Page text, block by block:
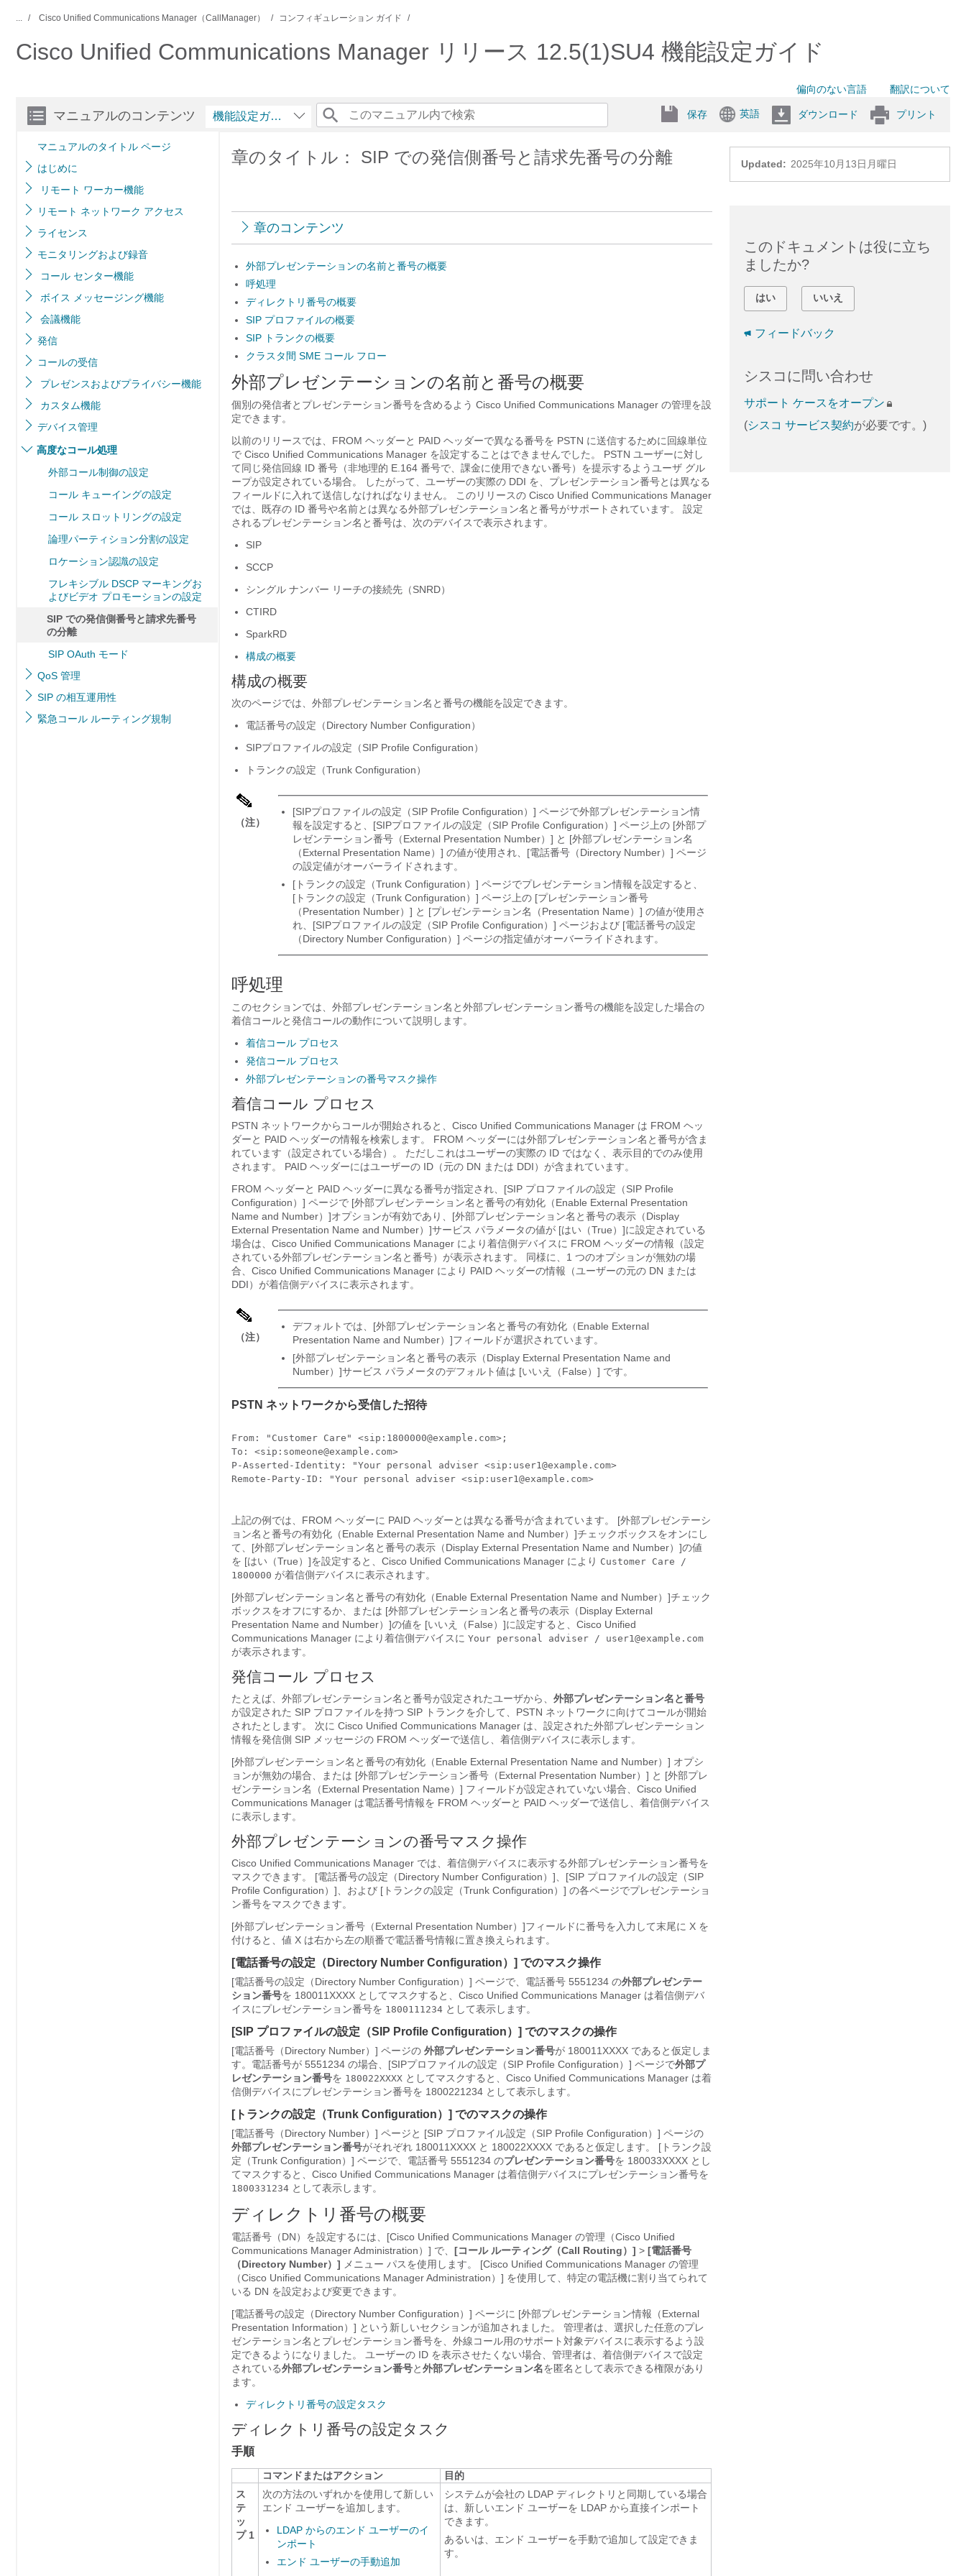
... Cisco Unified Communications Manager（CallManager） コンフィギュレーション ガイド
Cisco Unified Communications Manager リリース 12.5(1)SU4 機能設定ガイド
偏向のない言語 翻訳について
マニュアルのコンテンツ
マニュアルのタイトル ページ
はじめに
リモート ワーカー機能
リモート ネットワーク アクセス
ライセンス
モニタリングおよび録音
コール センター機能
ボイス メッセージング機能
会議機能
発信
コールの受信
プレゼンスおよびプライバシー機能
カスタム機能
デバイス管理
高度なコール処理
外部コール制御の設定
コール キューイングの設定
コール スロットリングの設定
論理パーティション分割の設定
ロケーション認識の設定
フレキシブル DSCP マーキングお
よびビデオ プロモーションの設定
SIP での発信側番号と請求先番号
の分離
SIP OAuth モード
QoS 管理
SIP の相互運用性
緊急コール ルーティング規制
機能設定ガイド 保存 英語 ダウンロード プリント
Updated: 2025年10月13日月曜日
章のタイトル： SIP での発信側番号と請求先番号の分離
章のコンテンツ
外部プレゼンテーションの名前と番号の概要
呼処理
ディレクトリ番号の概要
SIP プロファイルの概要
SIP トランクの概要
クラスタ間 SME コール フロー
外部プレゼンテーションの名前と番号の概要
個別の発信者とプレゼンテーション番号を含めるよう Cisco Unified Communications Manager の管理を設
定できます。
以前のリリースでは、FROM ヘッダーと PAID ヘッダーで異なる番号を PSTN に送信するために回線単位
で Cisco Unified Communications Manager を設定することはできませんでした。 PSTN ユーザーに対し
て同じ発信回線 ID 番号（非地理的 E.164 番号で、課金に使用できない番号）を提示するようユーザ グル
ープが設定されている場合。 したがって、ユーザーの実際の DDI を、プレゼンテーション番号とは異なる
フィールドに入れて送信しなければなりません。 このリリースの Cisco Unified Communications Manager
では、既存の ID 番号や名前とは異なる外部プレゼンテーション名と番号がサポートされています。 設定
されるプレゼンテーション名と番号は、次のデバイスで表示されます。
SIP
SCCP
シングル ナンバー リーチの接続先（SNRD）
CTIRD
SparkRD
構成の概要
構成の概要
次のページでは、外部プレゼンテーション名と番号の機能を設定できます。
電話番号の設定（Directory Number Configuration）
SIPプロファイルの設定（SIP Profile Configuration）
トランクの設定（Trunk Configuration）
（注）
[SIPプロファイルの設定（SIP Profile Configuration）] ページで外部プレゼンテーション情
報を設定すると、[SIPプロファイルの設定（SIP Profile Configuration）] ページ上の [外部プ
レゼンテーション番号（External Presentation Number）] と [外部プレゼンテーション名
（External Presentation Name）] の値が使用され、[電話番号（Directory Number）] ページ
の設定値がオーバーライドされます。
[トランクの設定（Trunk Configuration）] ページでプレゼンテーション情報を設定すると、
[トランクの設定（Trunk Configuration）] ページ上の [プレゼンテーション番号
（Presentation Number）] と [プレゼンテーション名（Presentation Name）] の値が使用さ
れ、[SIPプロファイルの設定（SIP Profile Configuration）] ページおよび [電話番号の設定
（Directory Number Configuration）] ページの指定値がオーバーライドされます。
呼処理
このセクションでは、外部プレゼンテーション名と外部プレゼンテーション番号の機能を設定した場合の
着信コールと発信コールの動作について説明します。
着信コール プロセス
発信コール プロセス
外部プレゼンテーションの番号マスク操作
着信コール プロセス
PSTN ネットワークからコールが開始されると、Cisco Unified Communications Manager は FROM ヘッ
ダーと PAID ヘッダーの情報を検索します。 FROM ヘッダーには外部プレゼンテーション名と番号が含ま
れています（設定されている場合）。 ただしこれはユーザーの実際の ID ではなく、表示目的でのみ使用
されます。 PAID ヘッダーにはユーザーの ID（元の DN または DDI）が含まれています。
FROM ヘッダーと PAID ヘッダーに異なる番号が指定され、[SIP プロファイルの設定（SIP Profile
Configuration）] ページで [外部プレゼンテーション名と番号の有効化（Enable External Presentation
Name and Number）]オプションが有効であり、[外部プレゼンテーション名と番号の表示（Display
External Presentation Name and Number）]サービス パラメータの値が [はい（True）]に設定されている
場合は、Cisco Unified Communications Manager により着信側デバイスに FROM ヘッダーの情報（設定
されている外部プレゼンテーション名と番号）が表示されます。 同様に、1 つのオプションが無効の場
合、Cisco Unified Communications Manager により PAID ヘッダーの情報（ユーザーの元の DN または
DDI）が着信側デバイスに表示されます。
（注）
デフォルトでは、[外部プレゼンテーション名と番号の有効化（Enable External
Presentation Name and Number）]フィールドが選択されています。
[外部プレゼンテーション名と番号の表示（Display External Presentation Name and
Number）]サービス パラメータのデフォルト値は [いいえ（False）] です。
PSTN ネットワークから受信した招待
From: "Customer Care" <sip:1800000@example.com>;
To: <sip:someone@example.com>
P-Asserted-Identity: "Your personal adviser <sip:user1@example.com>
Remote-Party-ID: "Your personal adviser <sip:user1@example.com>
上記の例では、FROM ヘッダーに PAID ヘッダーとは異なる番号が含まれています。 [外部プレゼンテーシ
ョン名と番号の有効化（Enable External Presentation Name and Number）]チェックボックスをオンにし
て、[外部プレゼンテーション名と番号の表示（Display External Presentation Name and Number）]の値
を [はい（True）]を設定すると、Cisco Unified Communications Manager により Customer Care /
1800000 が着信側デバイスに表示されます。
[外部プレゼンテーション名と番号の有効化（Enable External Presentation Name and Number）]チェック
ボックスをオフにするか、または [外部プレゼンテーション名と番号の表示（Display External
Presentation Name and Number）]の値を [いいえ（False）]に設定すると、Cisco Unified
Communications Manager により着信側デバイスに Your personal adviser / user1@example.com
が表示されます。
発信コール プロセス
たとえば、外部プレゼンテーション名と番号が設定されたユーザから、 外部プレゼンテーション名と番号
が設定された SIP プロファイルを持つ SIP トランクを介して、PSTN ネットワークに向けてコールが開始
されたとします。 次に Cisco Unified Communications Manager は、設定された外部プレゼンテーション
情報を発信側 SIP メッセージの FROM ヘッダーで送信し、着信側デバイスに表示します。
[外部プレゼンテーション名と番号の有効化（Enable External Presentation Name and Number）] オプシ
ョンが無効の場合、または [外部プレゼンテーション番号（External Presentation Number）] と [外部プレ
ゼンテーション名（External Presentation Name）] フィールドが設定されていない場合、Cisco Unified
Communications Manager は電話番号情報を FROM ヘッダーと PAID ヘッダーで送信し、着信側デバイス
に表示します。
外部プレゼンテーションの番号マスク操作
Cisco Unified Communications Manager では、着信側デバイスに表示する外部プレゼンテーション番号を
マスクできます。 [電話番号の設定（Directory Number Configuration）]、[SIP プロファイルの設定（SIP
Profile Configuration）]、および [トランクの設定（Trunk Configuration）] の各ページでプレゼンテーショ
ン番号をマスクできます。
[外部プレゼンテーション番号（External Presentation Number）]フィールドに番号を入力して末尾に X を
付けると、値 X は右から左の順番で電話番号情報に置き換えられます。
[電話番号の設定（Directory Number Configuration）] でのマスク操作
[電話番号の設定（Directory Number Configuration）] ページで、電話番号 5551234 の外部プレゼンテー
ション番号を 180011XXXX としてマスクすると、Cisco Unified Communications Manager は着信側デバ
イスにプレゼンテーション番号を 1800111234 として表示します。
[SIP プロファイルの設定（SIP Profile Configuration）] でのマスクの操作
[電話番号（Directory Number）] ページの 外部プレゼンテーション番号が 180011XXXX であると仮定しま
す。電話番号が 5551234 の場合、[SIPプロファイルの設定（SIP Profile Configuration）] ページで外部プ
レゼンテーション番号を 180022XXXX としてマスクすると、Cisco Unified Communications Manager は着
信側デバイスにプレゼンテーション番号を 1800221234 として表示します。
[トランクの設定（Trunk Configuration）] でのマスクの操作
[電話番号（Directory Number）] ページと [SIP プロファイル設定（SIP Profile Configuration）] ページの
外部プレゼンテーション番号がそれぞれ 180011XXXX と 180022XXXX であると仮定します。 [トランク設
定（Trunk Configuration）] ページで、電話番号 5551234 のプレゼンテーション番号を 180033XXXX とし
てマスクすると、Cisco Unified Communications Manager は着信側デバイスにプレゼンテーション番号を
1800331234 として表示します。
ディレクトリ番号の概要
電話番号（DN）を設定するには、[Cisco Unified Communications Manager の管理（Cisco Unified
Communications Manager Administration）] で、 [コール ルーティング（Call Routing）] > [電話番号
（Directory Number）] メニュー パスを使用します。 [Cisco Unified Communications Manager の管理
（Cisco Unified Communications Manager Administration）] を使用して、特定の電話機に割り当てられて
いる DN を設定および変更できます。
[電話番号の設定（Directory Number Configuration）] ページに [外部プレゼンテーション情報（External
Presentation Information）] という新しいセクションが追加されました。
管理者は、選択した任意のプレ
ゼンテーション名とプレゼンテーション番号を、外線コール用のサポート対象デバイスに表示するよう設
定できるようになりました。 ユーザーの ID を表示させたくない場合、管理者は、着信側デバイスで設定
されている外部プレゼンテーション番号と外部プレゼンテーション名を匿名として表示できる権限があり
ます。
ディレクトリ番号の設定タスク
ディレクトリ番号の設定タスク
手順
コマンドまたはアクション
目的
ス
テ
ッ
プ 1
次の方法のいずれかを使用して新しい
エンド ユーザーを追加します。
LDAP からのエンド ユーザーのイ
ンポート
エンド ユーザーの手動追加
システムが会社の LDAP ディレクトリと同期している場合
は、新しいエンド ユーザーを LDAP から直接インポート
できます。
あるいは、エンド ユーザーを手動で追加して設定できま
す。
このドキュメントは役に立ち
ましたか?
はい いいえ
フィードバック
シスコに問い合わせ
サポート ケースをオープン
(シスコ サービス契約が必要です。)